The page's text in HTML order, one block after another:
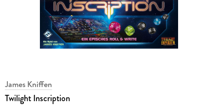
James Kniffen
Twilight Inscription